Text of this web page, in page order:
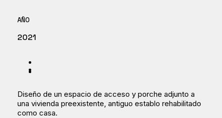
AÑO
2021
Diseño de un espacio de acceso y porche adjunto a
una vivienda preexistente, antiguo establo rehabilitado
como casa.